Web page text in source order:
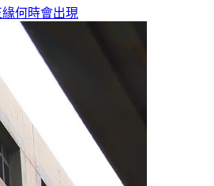
何時會出現